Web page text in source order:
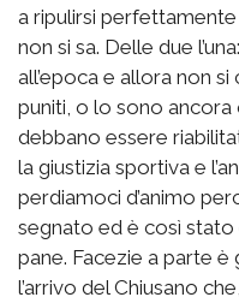
a ripulirsi
non si sa. Delle due
all’epoca e allora non
puniti, o lo sono ancora
debbano essere
la giustizia sportiva e
perdiamoci d’animo
segnato ed è così
pane. Facezie a parte
l’arrivo del Chiusano